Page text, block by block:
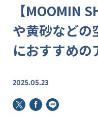
【MOOMIN
や黄砂などの
におすすめ
2025.05.23